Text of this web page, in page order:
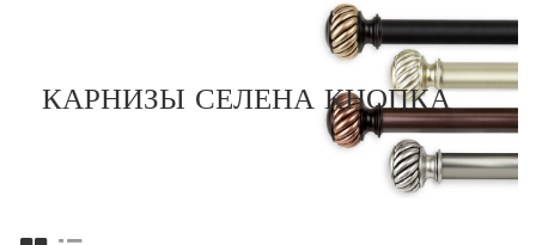
КАРНИЗЫ СЕЛЕНА КНОПКА